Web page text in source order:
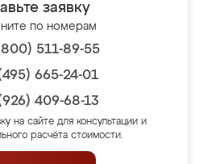
заявку
по номерам
511-89-55
665-24-01
409-68-13
на сайте для консультации и
расчёта стоимости.